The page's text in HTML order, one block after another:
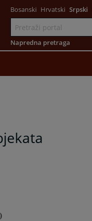
Bosanski Hrvatski Srpski
Napredna pretraga